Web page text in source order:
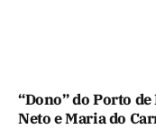
“Dono” do Porto
Neto e Maria do